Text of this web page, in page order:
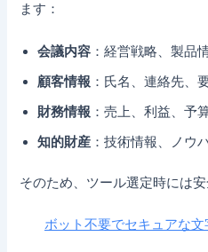
ます：
会議内容 ：経営戦略、製品
顧客情報 ：氏名、連絡先、
財務情報 ：売上、利益、予
知的財産 ：技術情報、ノウ
そのため、ツール選定時には
ボット不要でセキュアな